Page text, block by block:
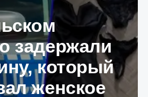
задержали
который
женское